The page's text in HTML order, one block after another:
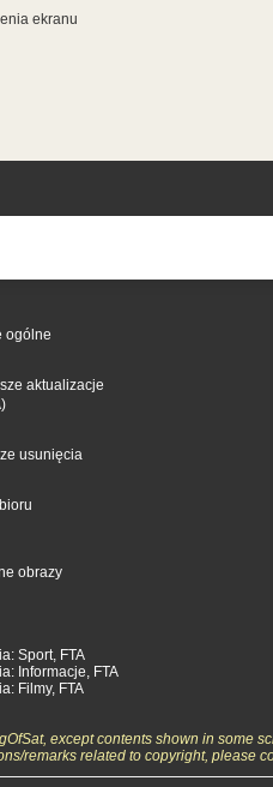
ekranu
ogólne
aktualizacje
usunięcia
obrazy
Sport, FTA
Informacje, FTA
Filmy, FTA
except contents shown in
remarks related to copyright, please